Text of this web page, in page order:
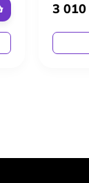
3 010